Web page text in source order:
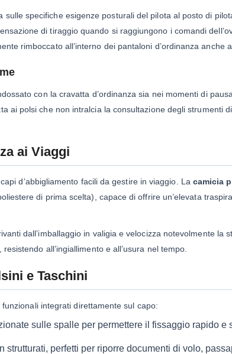
sulle specifiche esigenze posturali del pilota al posto di
di tiraggio quando si raggiungono i comandi
rimboccato all’interno dei pantaloni d’ordinanza anche
con la cravatta d’ordinanza sia nei momenti di
ai polsi che non intralcia la consultazione degli strumenti
ai Viaggi
d’abbigliamento facili da gestire in viaggio. La camicia
di prima scelta), capace di offrire un’elevata
dall’imballaggio in valigia e velocizza notevolmente la
all’ingiallimento e all’usura nel tempo.
e Taschini
integrati direttamente sul capo:
sulle spalle per permettere il fissaggio rapido
strutturati, perfetti per riporre documenti di volo,